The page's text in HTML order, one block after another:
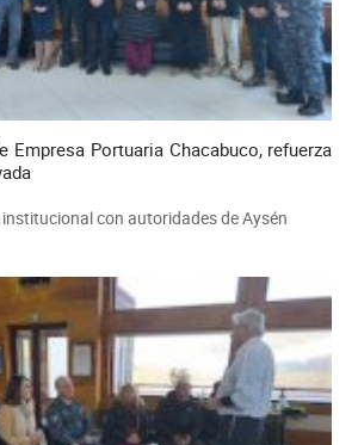
Empresa Portuaria Chacabuco, refuerza
con autoridades de Aysén